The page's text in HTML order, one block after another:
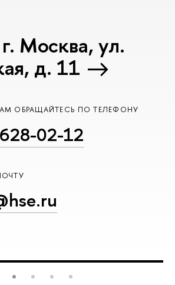
Москва, ул.
д. 11
ОБРАЩАЙТЕСЬ ПО ТЕЛЕФОНУ
02-12